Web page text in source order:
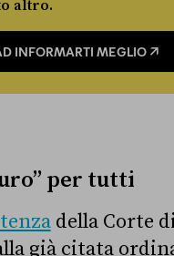
altro.
INFORMARTI MEGLIO
per tutti
della Corte
già citata